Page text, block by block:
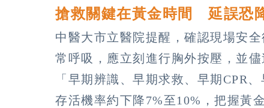
搶救關鍵在黃金時間 延誤恐
中醫大市立醫院提醒，確認現場安
常呼吸，應立刻進行胸外按壓，並
「早期辨識、早期求救、早期CPR
存活機率約下降7%至10%，把握黃